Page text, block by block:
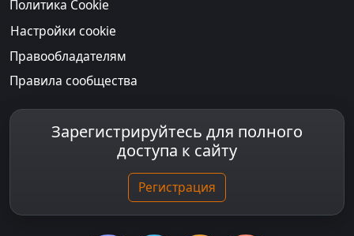
Политика Cookie
Настройки cookie
Правообладателям
Правила сообщества
Зарегистрируйтесь для полного
доступа к сайту
Регистрация